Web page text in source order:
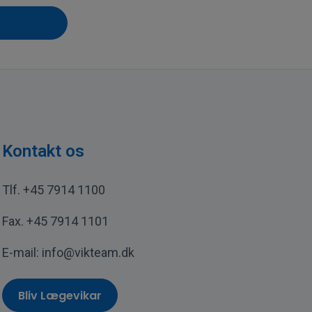
Kontakt os
Tlf. +45 7914 1100
Fax. +45 7914 1101
E-mail: info@vikteam.dk
Bliv Lægevikar